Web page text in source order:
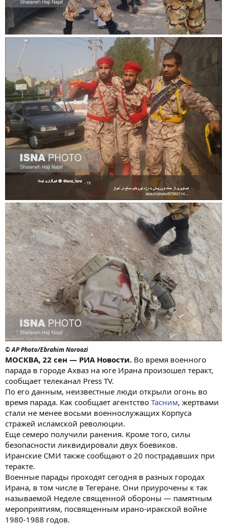
© AP Photo/Ebrahim Noroozi
МОСКВА, 22 сен — РИА Новости. Во время военного
парада в городе Ахваз на юге Ирана произошел теракт,
сообщает телеканал Press TV.
По его данным, неизвестные люди открыли огонь во
время парада. Как сообщает агентство Тасним, жертвами
стали не менее восьми военнослужащих Корпуса
стражей исламской революции.
Еще семеро получили ранения. Кроме того, силы
безопасности ликвидировали двух боевиков.
Иранские СМИ также сообщают о 20 пострадавших при
теракте.
Военные парады проходят сегодня в разных городах
Ирана, в том числе в Тегеране. Они приурочены к так
называемой Неделе священной обороны — памятным
мероприятиям, посвященным ирано-иракской войне
1980-1988 годов.